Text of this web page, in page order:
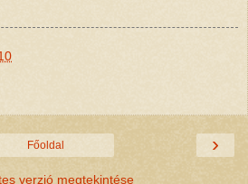
›
Főoldal
verzió megtekintése